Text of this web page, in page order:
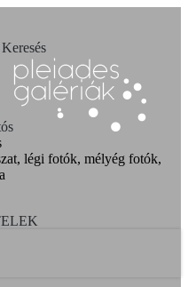
Keresés
légi fotók, mélyég fotók,